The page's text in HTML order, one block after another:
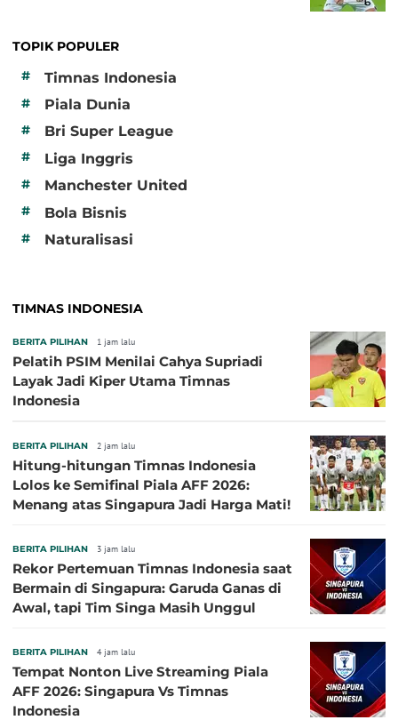
TOPIK POPULER
#
Timnas Indonesia
# Piala Dunia
# Bri Super League
# Liga Inggris
# Manchester United
# Bola Bisnis
# Naturalisasi
TIMNAS INDONESIA
BERITA PILIHAN 1 jam lalu
Pelatih PSIM Menilai Cahya Supriadi
Layak Jadi Kiper Utama Timnas
Indonesia
BERITA PILIHAN 2 jam lalu
Hitung-hitungan Timnas Indonesia
Lolos ke Semifinal Piala AFF 2026:
Menang atas Singapura Jadi Harga Mati!
BERITA PILIHAN 3 jam lalu
Rekor Pertemuan Timnas Indonesia saat
Bermain di Singapura: Garuda Ganas di
Awal, tapi Tim Singa Masih Unggul
BERITA PILIHAN 4 jam lalu
Tempat Nonton Live Streaming Piala
AFF 2026: Singapura Vs Timnas
Indonesia